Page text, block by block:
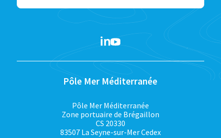
Pôle Mer Méditerranée
Pôle Mer Méditerranée
Zone portuaire de Brégaillon
CS 20330
83507 La Seyne-sur-Mer Cedex